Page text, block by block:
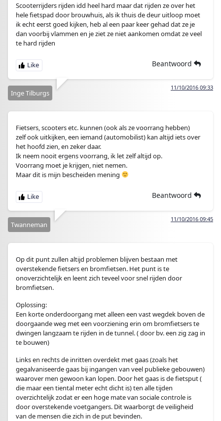
Scooterrijders rijden idd heel hard maar dat rijden ze over het
hele fietspad door brouwhuis, als ik thuis de deur uitloop moet
ik echt eerst goed kijken, heb al een paar keer gehad dat ze je
dan voorbij vlammen en je ziet ze niet aankomen omdat ze veel
te hard rijden
Beantwoord
11/10/2016 09:33
Inge Tilburgs
Fietsers, scooters etc. kunnen (ook als ze voorrang hebben)
zelf ook uitkijken, een iemand (automobilist) kan altijd iets over
het hoofd zien, en zeker daar.
Ik neem nooit ergens voorrang, ik let zelf altijd op.
Voorrang moet je krijgen, niet nemen.
Maar dit is mijn bescheiden mening
Beantwoord
11/10/2016 09:45
Twanneman
Op dit punt zullen altijd problemen blijven bestaan met
overstekende fietsers en bromfietsen. Het punt is te
onoverzichtelijk en leent zich teveel voor snel rijden door
bromfietsen.
Oplossing:
Een korte onderdoorgang met alleen een vast wegdek boven de
doorgaande weg met een voorziening erin om bromfietsers te
dwingen langzaam te rijden in de tunnel. ( door bv. een zig zag in
te bouwen)
Links en rechts de inritten overdekt met gaas (zoals het
gegalvaniseerde gaas bij ingangen van veel publieke gebouwen)
waarover men gewoon kan lopen. Door het gaas is de fietsput (
die maar een tiental meter echt dicht is) ten alle tijden
overzichtelijk zodat er een hoge mate van sociale controle is
door overstekende voetgangers. Dit waarborgt de veiligheid
van de mensen die zich in de put bevinden.